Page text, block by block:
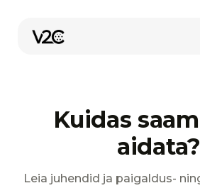
content
Kuidas
aidata?
Leia juhendid ja paigaldus-